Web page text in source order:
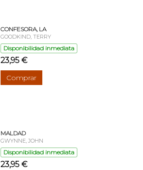
CONFESORA, LA
GOODKIND, TERRY
Disponibilidad inmediata
23,95 €
Comprar
MALDAD
GWYNNE, JOHN
Disponibilidad inmediata
23,95 €